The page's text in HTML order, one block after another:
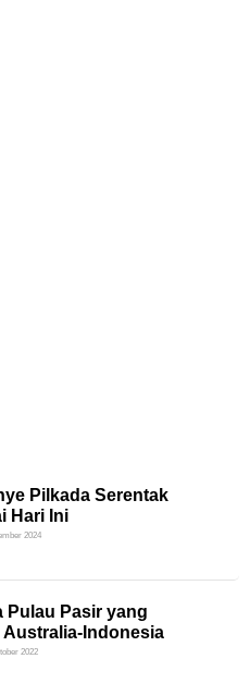
Pilkada Serentak
Hari Ini
2024
Pulau Pasir yang
Australia-Indonesia
2022